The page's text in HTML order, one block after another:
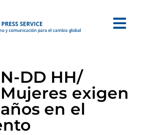
DD HH/
exigen
en el